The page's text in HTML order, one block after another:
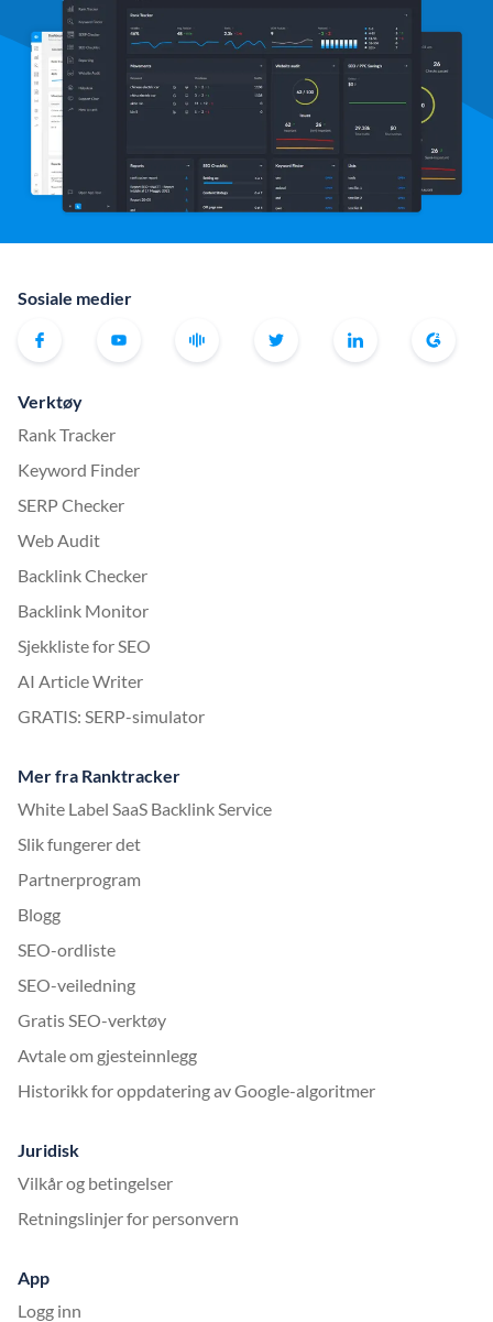
Sosiale medier
Verktøy
Rank Tracker
Keyword Finder
SERP Checker
Web Audit
Backlink Checker
Backlink Monitor
Sjekkliste for SEO
AI Article Writer
GRATIS: SERP-simulator
Mer fra Ranktracker
White Label SaaS Backlink Service
Slik fungerer det
Partnerprogram
Blogg
SEO-ordliste
SEO-veiledning
Gratis SEO-verktøy
Avtale om gjesteinnlegg
Historikk for oppdatering av Google-algoritmer
Juridisk
Vilkår og betingelser
Retningslinjer for personvern
App
Logg inn